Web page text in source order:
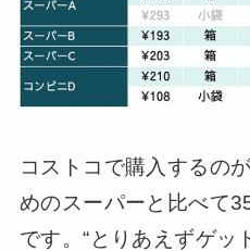
コストコで購入するの
めのスーパーと比べて
です。“とりあえずゲッ